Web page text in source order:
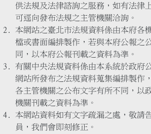
供法規及法律諮詢之服務，如有法律
可逕向發布法規之主管機關洽詢。
本網站之臺北市法規資料係由本府各
檔或書面編排製作，若與本府公報之
同，以本府公報刊載之資料為準。
有關中央法規資料係由本系統於政府
網站所發布之法規資料蒐集編排製作
各主管機關之公布文字有所不同，以
機關刊載之資料為準。
本網站資料如有文字疏漏之處，敬請
員，我們會即刻修正。